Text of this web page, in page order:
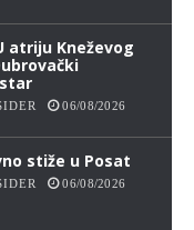
atriju Kneževog
06/08/2026
stiže u Posat
06/08/2026